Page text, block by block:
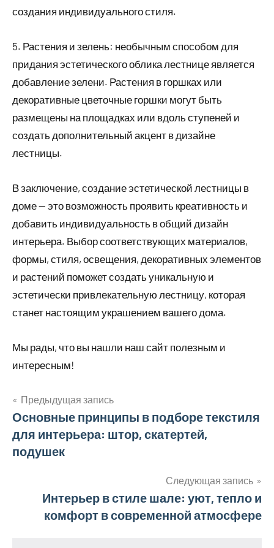
создания индивидуального стиля.
5. Растения и зелень: необычным способом для
придания эстетического облика лестнице является
добавление зелени. Растения в горшках или
декоративные цветочные горшки могут быть
размещены на площадках или вдоль ступеней и
создать дополнительный акцент в дизайне
лестницы.
В заключение, создание эстетической лестницы в
доме — это возможность проявить креативность и
добавить индивидуальность в общий дизайн
интерьера. Выбор соответствующих материалов,
формы, стиля, освещения, декоративных элементов
и растений поможет создать уникальную и
эстетически привлекательную лестницу, которая
станет настоящим украшением вашего дома.
Мы рады, что вы нашли наш сайт полезным и
интересным!
Навигация
по
Предыдущая запись
Основные принципы в подборе текстиля
для интерьера: штор, скатертей,
подушек
Следующая запись
Интерьер в стиле шале: уют, тепло и
комфорт в современной атмосфере